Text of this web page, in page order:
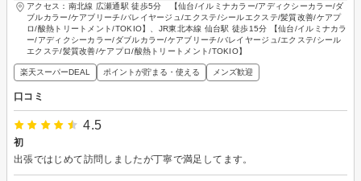
アクセス：南北線 広瀬通駅 徒歩5分 【仙台/イルミナカラー/アディクシーカラー/ダ
ブルカラー/ケアブリーチ/バレイヤージュ/エクステ/シールエクステ/髪質改善/ケアプ
ロ/酸熱トリートメント/TOKIO】、JR東北本線 仙台駅 徒歩15分 【仙台/イルミナカラ
ー/アディクシーカラー/ダブルカラー/ケアブリーチ/バレイヤージュ/エクステ/シール
エクステ/髪質改善/ケアプロ/酸熱トリートメント/TOKIO】
楽天スーパーDEAL ポイントが貯まる・使える メンズ歓迎
口コミ
4.5
初
出張ではじめて訪問しましたが丁寧で満足してます。